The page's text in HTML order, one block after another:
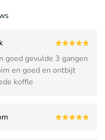
goed gevulde 3 gangen
en goed en ontbijt
koffie